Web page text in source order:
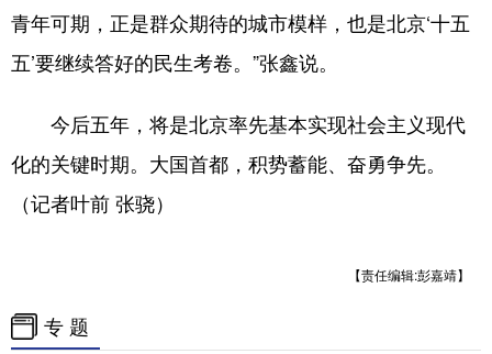
青年可期，正是群众期待的城市模样，也是北京‘十五
五’要继续答好的民生考卷。”张鑫说。
今后五年，将是北京率先基本实现社会主义现代
化的关键时期。大国首都，积势蓄能、奋勇争先。
（记者叶前 张骁）
【责任编辑:彭嘉靖】
专 题